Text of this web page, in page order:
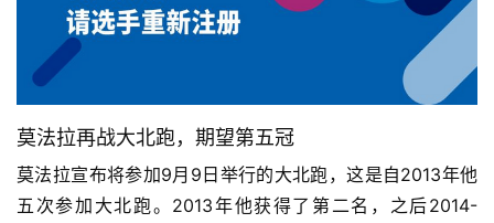
莫法拉再战大北跑，期望第五冠
莫法拉宣布将参加9月9日举行的大北跑，这是自2013年他
五次参加大北跑。2013年他获得了第二名，之后2014-